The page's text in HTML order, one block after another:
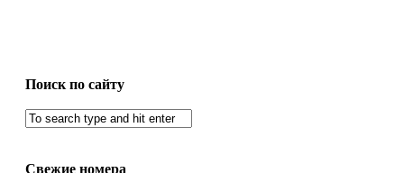
Поиск по сайту
Свежие номера